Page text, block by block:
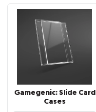
Gamegenic: Slide Card
Cases